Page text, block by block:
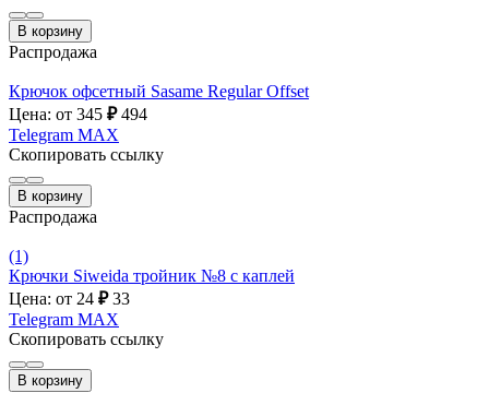
В корзину
Распродажа
Крючок офсетный Sasame Regular Offset
Цена: от 345 ₽ 494
Telegram MAX
Скопировать ссылку
В корзину
Распродажа
(1)
Крючки Siweida тройник №8 с каплей
Цена: от 24 ₽ 33
Telegram MAX
Скопировать ссылку
В корзину